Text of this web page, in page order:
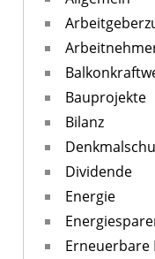
Bauprojekte
Bilanz
Dividende
Energie
Erneuerbare